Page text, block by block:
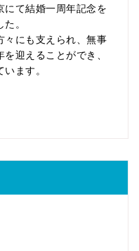
にて結婚一周年記念を
。
々にも支えられ、無事
を迎えることができ、
ます。